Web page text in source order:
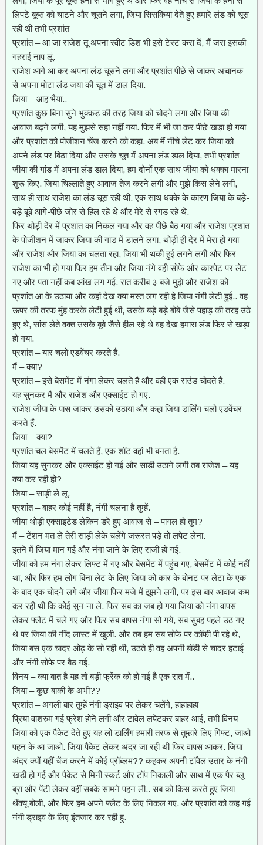
लिपटे बूब्स को चाटने और चूसने लगा, जिया सिसकियां देते हुए हमारे लंड को चूस
रही थी तभी प्रशांत
प्रशांत – आ जा राजेश तू अपना स्वीट डिश भी इसे टेस्ट करा दें, मैं जरा इसकी
गहराई नाप लूं.
राजेश आगे आ कर अपना लंड चूसने लगा और प्रशांत पीछे से जाकर अचानक
से अपना मोटा लंड जया की चूत में डाल दिया.
जिया – आह भैया..
प्रशांत कुछ बिना सुने भुक्कड़ की तरह जिया को चोदने लगा और जिया की
आवाज बढ़ने लगी, यह मुझसे सहा नहीं गया. फिर मैं भी जा कर पीछे खड़ा हो गया
और प्रशांत को पोजीशन चेंज करने को कहा. अब मैं नीचे लेट कर जिया को
अपने लंड पर बिठा दिया और उसके चूत में अपना लंड डाल दिया, तभी प्रशांत
जीया की गांड में अपना लंड डाल दिया, हम दोनों एक साथ जीया को धक्का मारना
शुरू किए. जिया चिल्लाते हुए आवाज तेज करने लगी और मुझे किस लेने लगी,
साथ ही साथ राजेश का लंड चूस रही थी. एक साथ धक्के के कारण जिया के बड़े-
बड़े बूबे आगे-पीछे जोर से हिल रहे थे और मेरे से रगड रहे थे.
फिर थोड़ी देर में प्रशांत का निकल गया और वह पीछे बैठ गया और राजेश प्रशांत
के पोजीशन में जाकर जिया की गांड में डालने लगा, थोड़ी ही देर में मेरा हो गया
और राजेश और जिया का चलता रहा, जिया भी थकी हुई लगने लगी और फिर
राजेश का भी हो गया फिर हम तीन और जिया नंगे वही सोफे और कारपेट पर लेट
गए और पता नहीं कब आंख लग गई. रात करीब ३ बजे मुझे और राजेश को
प्रशांत आ के उठाया और कहां देख क्या मस्त लग रही हे जिया नंगी लेटी हुई.. वह
ऊपर की तरफ मुंह करके लेटी हुई थी, उसके बड़े बड़े बोबे जैसे पहाड़ की तरह उठे
हुए थे, सांस लेते वक्त उसके बूबे जैसे हील रहे थे वह देख हमारा लंड फिर से खड़ा
हो गया.
प्रशांत – यार चलो एडवेंचर करते हैं.
मैं – क्या?
प्रशांत – इसे बेसमेंट में नंगा लेकर चलते हैं और वहीं एक राउंड चोदते हैं.
यह सुनकर मैं और राजेश और एक्साईट हो गए.
राजेश जीया के पास जाकर उसको उठाया और कहा जिया डार्लिंग चलो एडवेंचर
करते हैं.
जिया – क्या?
प्रशांत चल बेसमेंट में चलते हैं, एक शॉट वहां भी बनता है.
जिया यह सुनकर और एक्साईट हो गई और साडी उठाने लगी तब राजेश – यह
क्या कर रही हो?
जिया – साड़ी ले लू.
प्रशांत – बाहर कोई नहीं है, नंगी चलना है तुम्हें.
जीया थोड़ी एक्साइटेड लेकिन डरे हुए आवाज से – पागल हो तुम?
मैं – टेंशन मत ले तेरी साड़ी लेके चलेंगे जरूरत पड़े तो लपेट लेना.
इतने में जिया मान गई और नंगा जाने के लिए राजी हो गई.
जीया को हम नंगा लेकर लिफ्ट में गए और बेसमेंट में पहुंच गए, बेसमेंट में कोई नहीं
था, और फिर हम लोग बिना लेट के लिए जिया को कार के बोनट पर लेटा के एक
के बाद एक चोदने लगे और जीया फिर मजे में झूमने लगी, पर इस बार आवाज कम
कर रही थी कि कोई सुन ना ले. फिर सब का जब हो गया जिया को नंगा वापस
लेकर फ्लैट में चले गए और फिर सब वापस नंगा सो गये, सब सुबह पहले उठ गए
थे पर जिया की नींद लास्ट में खुली. और तब हम सब सोफे पर कॉफी पी रहे थे,
जिया बस एक चादर ओढ़ के सो रही थी, उठते ही वह अपनी बॉडी से चादर हटाई
और नंगी सोफे पर बैठ गई.
विनय – क्या बात है यह तो बड़ी फ्रेंक को हो गई है एक रात में..
जिया – कुछ बाकी के अभी??
प्रशांत – अगली बार तुम्हें नंगी ड्राइव पर लेकर चलेंगे, हांहाहाहा
प्रिया वाशरुम गई फ्रेश होने लगी और टावेल लपेटकर बाहर आई, तभी विनय
जिया को एक पैकेट देते हुए यह लो डार्लिंग हमारी तरफ से तुम्हारे लिए गिफ्ट, जाओ
पहन के आ जाओ. जिया पैकेट लेकर अंदर जा रही थी फिर वापस आकर. जिया –
अंदर क्यों यहीं चेंज करने में कोई प्रॉब्लम?? कहकर अपनी टॉवेल उतार के नंगी
खड़ी हो गई और पैकेट से मिनी स्कर्ट और टॉप निकाली और साथ में एक पैर ब्लू
ब्रा और पेंटी लेकर वहीं सबके सामने पहन ली.. सब को किस करते हुए जिया
थैंक्यू बोली, और फिर हम अपने फ्लैट के लिए निकल गए. और प्रशांत को कह गई
नंगी ड्राइव के लिए इंतजार कर रही हु.